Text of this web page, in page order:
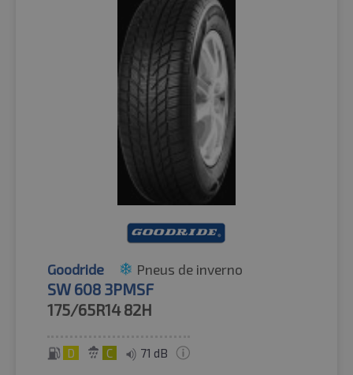
Goodride Pneus de inverno
SW 608 3PMSF
175/65R14 82H
D C 71 dB